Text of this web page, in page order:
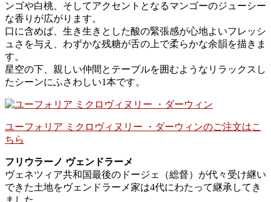
ンゴや白桃、そしてアクセントとなるマンゴーのジューシー
な香りが広がります。
口に含めば、生き生きとした酸の緊張感が心地よいフレッシ
ュさを与え、わずかな残糖が舌の上で柔らかな余韻を描きま
す。
星空の下、親しい仲間とテーブルを囲むようなリラックスし
たシーンにふさわしい1本です。
ユーフォリア ミクロヴィヌリー ・ダーウィンのご注文はこ
ちら
フリウラーノ ヴェンドラーメ
ヴェネツィア共和国最後のドージェ（総督）が代々受け継い
できた土地をヴェンドラーメ家は4代にわたって継承してき